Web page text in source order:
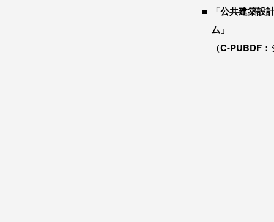
「公共建築設
ム」
（C-PUBDF